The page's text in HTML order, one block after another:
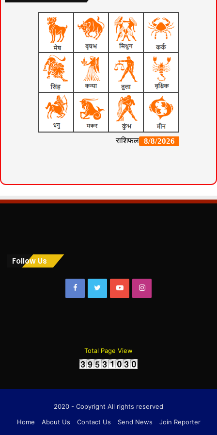
Follow Us
FacebookTwitterYouTubeInstagram
Total Page View
2020 - Copyright All rights reserved
Home
About Us Contact Us Send News
Join Reporter